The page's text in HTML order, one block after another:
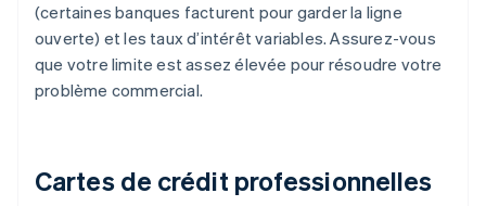
(certaines banques facturent pour garder la ligne
ouverte) et les taux d’intérêt variables. Assurez-vous
que votre limite est assez élevée pour résoudre votre
problème commercial.
Cartes de crédit professionnelles